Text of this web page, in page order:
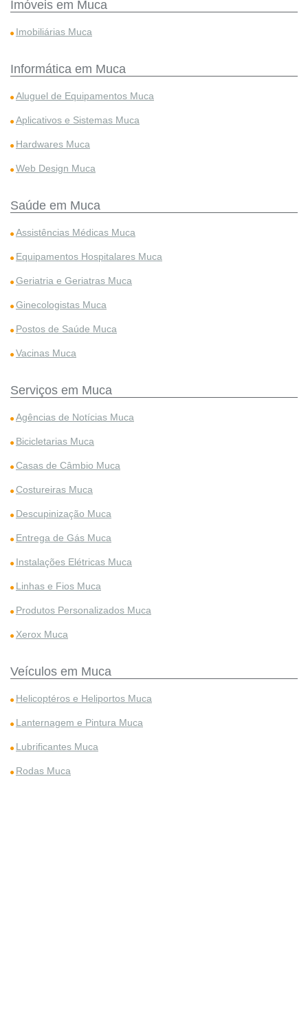
Imóveis em Muca
Imobiliárias Muca
Informática em Muca
Aluguel de Equipamentos Muca
Aplicativos e Sistemas Muca
Hardwares Muca
Web Design Muca
Saúde em Muca
Assistências Médicas Muca
Equipamentos Hospitalares Muca
Geriatria e Geriatras Muca
Ginecologistas Muca
Postos de Saúde Muca
Vacinas Muca
Serviços em Muca
Agências de Notícias Muca
Bicicletarias Muca
Casas de Câmbio Muca
Costureiras Muca
Descupinização Muca
Entrega de Gás Muca
Instalações Elétricas Muca
Linhas e Fios Muca
Produtos Personalizados Muca
Xerox Muca
Veículos em Muca
Helicoptéros e Heliportos Muca
Lanternagem e Pintura Muca
Lubrificantes Muca
Rodas Muca